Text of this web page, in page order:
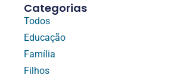
Categorias
Todos
Educação
Família
Filhos